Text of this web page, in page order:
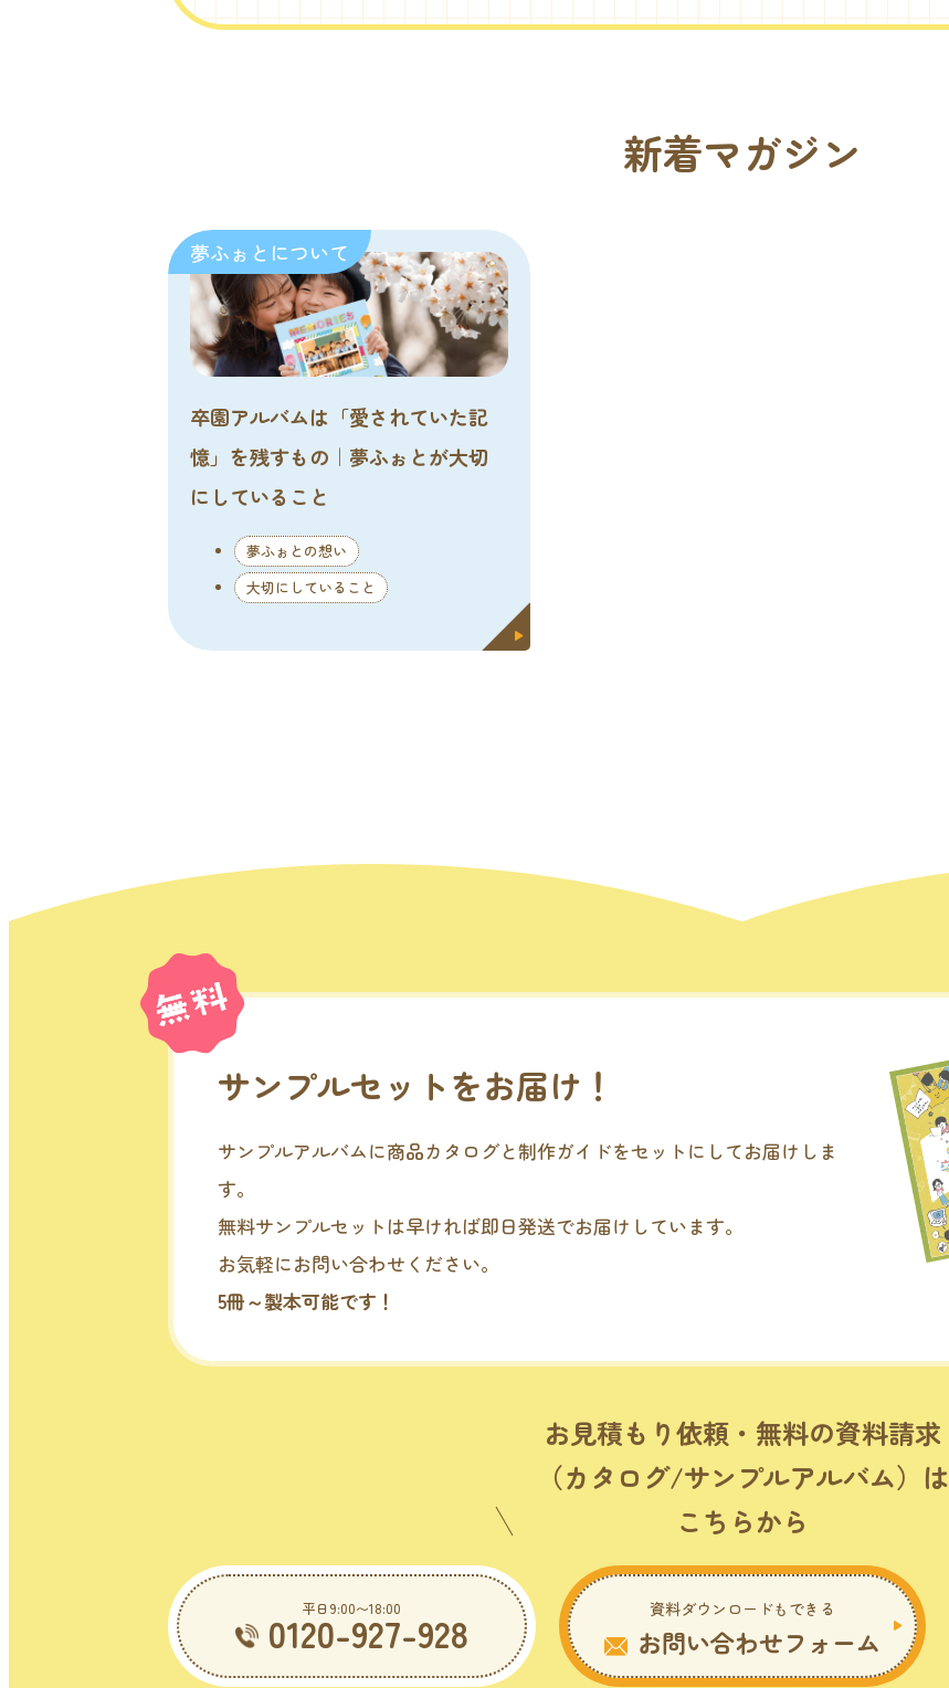
新着マガジン
夢ふぉとについて
卒園アルバムは「愛されていた記
憶」を残すもの｜夢ふぉとが大切
にしていること
夢ふぉとの想い
大切にしていること
サンプルセットをお届け！
サンプルアルバムに商品カタログと制作ガイドをセットにしてお届けしま
す。
無料サンプルセットは早ければ即日発送でお届けしています。
お気軽にお問い合わせください。
5冊～製本可能です！
お見積もり依頼・無料の資料請求
（カタログ/サンプルアルバム）は
こちらから
平日9:00〜18:00
0120-927-928 資料ダウンロードもできる
お問い合わせフォーム